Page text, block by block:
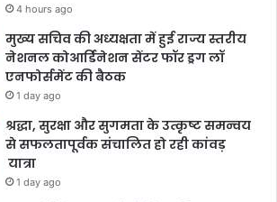
4 hours ago
मुख्य सचिव की अध्यक्षता में हुई राज्य स्तरीय
नेशनल कोआर्डिनेशन सेंटर फॉर ड्रग लॉ
एनफोर्समेंट की बैठक
1 day ago
श्रद्धा, सुरक्षा और सुगमता के उत्कृष्ट समन्वय
से सफलतापूर्वक संचालित हो रही कांवड़
यात्रा
1 day ago